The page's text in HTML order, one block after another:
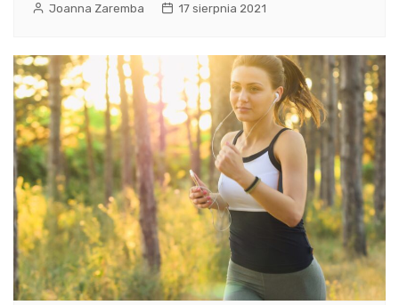
Joanna Zaremba 17 sierpnia 2021